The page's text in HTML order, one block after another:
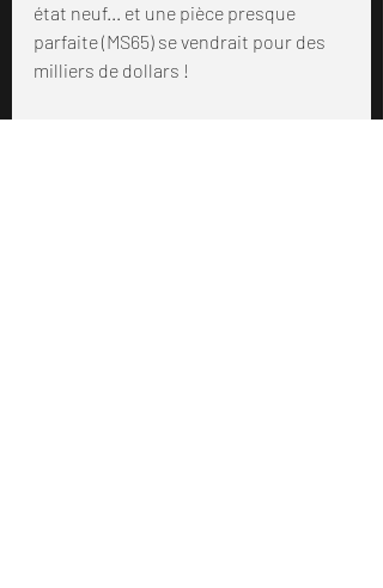
état neuf... et une pièce presque
parfaite (MS65) se vendrait pour des
milliers de dollars !